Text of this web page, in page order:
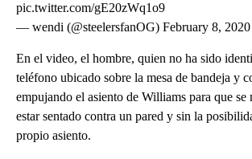
pic.twitter.com/gE20zWq1o9
— wendi (@steelersfanOG) February 8, 2020
En el video, el hombre, quien no ha sido
teléfono ubicado sobre la mesa de bandeja y
empujando el asiento de Williams para que se
estar sentado contra un pared y sin la
propio asiento.